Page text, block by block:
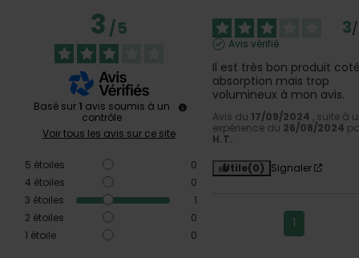
3/5
Basé sur 1 avis soumis à un
contrôle
Voir tous les avis sur ce site
5 étoiles
0
4 étoiles
0
3 étoiles
1
2 étoiles
0
1 étoile 0
3/
Avis vérifié
Il est très bon produit
absorption mais trop
volumineux à mon avis.
Avis du 17/09/2024 , suite à
expérience du 26/08/2024
H.T.
Utile(0) Signaler
1